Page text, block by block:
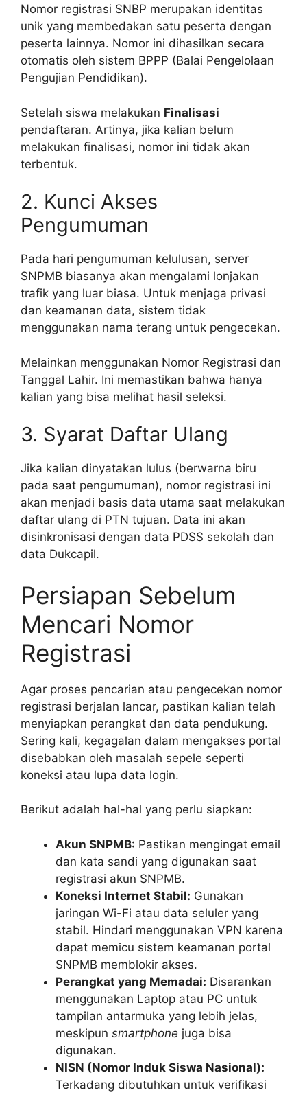
Nomor registrasi SNBP merupakan identitas
unik yang membedakan satu peserta dengan
peserta lainnya. Nomor ini dihasilkan secara
otomatis oleh sistem BPPP (Balai Pengelolaan
Pengujian Pendidikan).
Setelah siswa melakukan Finalisasi
pendaftaran. Artinya, jika kalian belum
melakukan finalisasi, nomor ini tidak akan
terbentuk.
2. Kunci Akses
Pengumuman
Pada hari pengumuman kelulusan, server
SNPMB biasanya akan mengalami lonjakan
trafik yang luar biasa. Untuk menjaga privasi
dan keamanan data, sistem tidak
menggunakan nama terang untuk pengecekan.
Melainkan menggunakan Nomor Registrasi dan
Tanggal Lahir. Ini memastikan bahwa hanya
kalian yang bisa melihat hasil seleksi.
3. Syarat Daftar Ulang
Jika kalian dinyatakan lulus (berwarna biru
pada saat pengumuman), nomor registrasi ini
akan menjadi basis data utama saat melakukan
daftar ulang di PTN tujuan. Data ini akan
disinkronisasi dengan data PDSS sekolah dan
data Dukcapil.
Persiapan Sebelum
Mencari Nomor
Registrasi
Agar proses pencarian atau pengecekan nomor
registrasi berjalan lancar, pastikan kalian telah
menyiapkan perangkat dan data pendukung.
Sering kali, kegagalan dalam mengakses portal
disebabkan oleh masalah sepele seperti
koneksi atau lupa data login.
Berikut adalah hal-hal yang perlu siapkan:
Akun SNPMB: Pastikan mengingat email
dan kata sandi yang digunakan saat
registrasi akun SNPMB.
Koneksi Internet Stabil: Gunakan
jaringan Wi-Fi atau data seluler yang
stabil. Hindari menggunakan VPN karena
dapat memicu sistem keamanan portal
SNPMB memblokir akses.
Perangkat yang Memadai: Disarankan
menggunakan Laptop atau PC untuk
tampilan antarmuka yang lebih jelas,
meskipun smartphone juga bisa
digunakan.
NISN (Nomor Induk Siswa Nasional):
Terkadang dibutuhkan untuk verifikasi